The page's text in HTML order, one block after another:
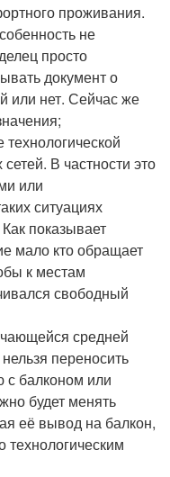
проживания.
не
просто
документ о
или нет. Сейчас же
В частности это
или
ситуациях
показывает
мало кто обращает
к местам
свободный
средней
переносить
с балконом или
будет менять
её вывод на балкон,